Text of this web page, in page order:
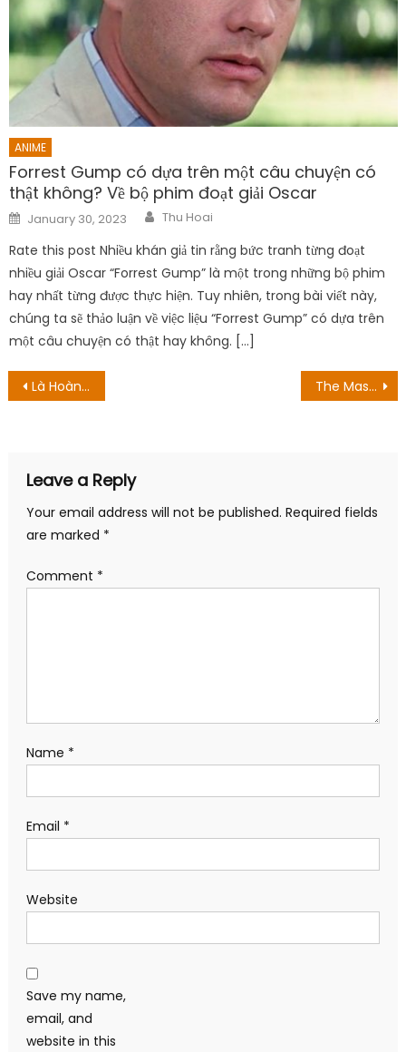
ANIME
Forrest Gump có dựa trên một câu chuyện có
thật không? Về bộ phim đoạt giải Oscar
Posted
on
January 30, 2023 Author
Thu Hoai
Rate this post Nhiều khán giả tin rằng bức tranh từng đoạt
nhiều giải Oscar “Forrest Gump” là một trong những bộ phim
hay nhất từng được thực hiện. Tuy nhiên, trong bài viết này,
chúng ta sẽ thảo luận về việc liệu “Forrest Gump” có dựa trên
một câu chuyện có thật hay không. […]
Post
Là Hoàng Đế Của Biển Sống? Ngày phát hành và hơn thế nữa! The Masked Dancer UK Season 2 Episode 6: Ngày phát hành, bản xem trước & spoilers
Leave a Reply
Your email address will not be published. Required fields
are marked *
Comment *
Name *
Email *
Website
Save my name,
email, and
website in this